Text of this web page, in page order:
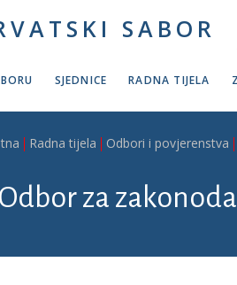
SABOR
SJEDNICE RADNA TIJELA
Radna tijela Odbori i povjerenstva
Odbor za